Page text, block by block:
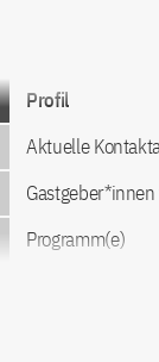
Zum Inhalt springen
Profil
Aktuelle
Programm(e)